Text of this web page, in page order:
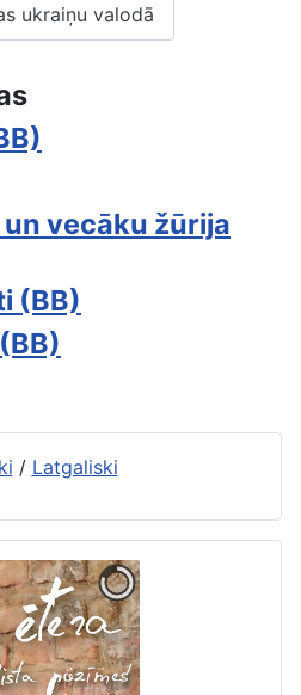
ukraiņu valodā
vecāku žūrija
(BB)
/ Latgaliski